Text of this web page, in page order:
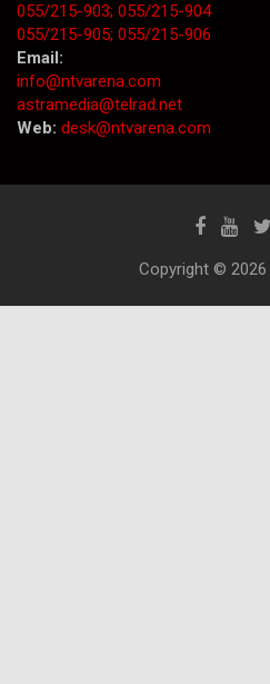
055/215-903; 055/215-904
055/215-905; 055/215-906
Email:
info@ntvarena.com
astramedia@telrad.net
Web: desk@ntvarena.com
Copyright © 2026